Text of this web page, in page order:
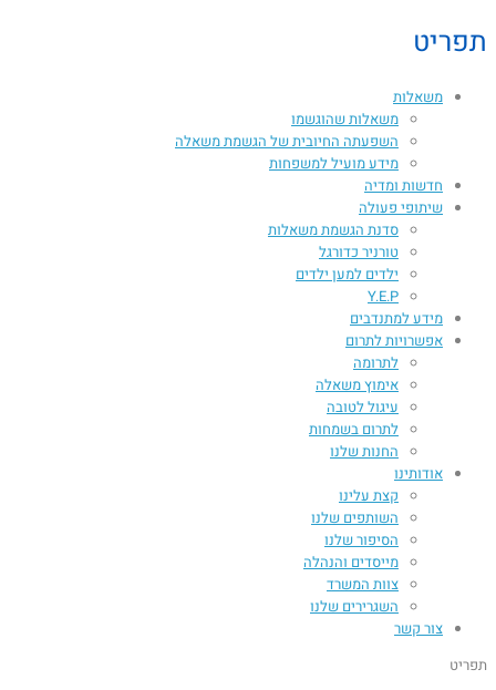
תפריט
משאלות
משאלות שהוגשמו
השפעתה החיובית של הגשמת משאלה​
מידע מועיל למשפחות
חדשות ומדיה
שיתופי פעולה
סדנת הגשמת משאלות
טורניר כדורגל
ילדים למען ילדים
Y.E.P
מידע למתנדבים
אפשרויות לתרום
לתרומה
אימוץ משאלה
עיגול לטובה
לתרום בשמחות
החנות שלנו
אודותינו
קצת עלינו
השותפים שלנו
הסיפור שלנו
מייסדים והנהלה
צוות המשרד
השגרירים שלנו
צור קשר
תפריט